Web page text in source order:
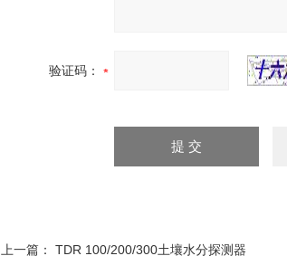
验证码：
上一篇： TDR 100/200/300土壤水分探测器